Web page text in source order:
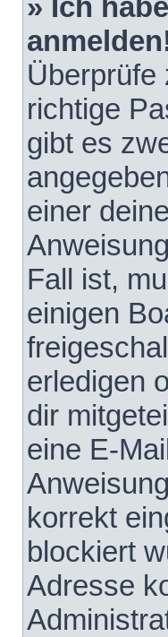
» Ich
Überprüfe
richtige
gibt es
einer
Fall ist,
einigen
erledigen
dir
eine E-
korrekt
blockiert
Adresse